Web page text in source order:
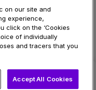
on our site and
experience,
click on the ‘Cookies
of individually
and tracers that you
Accept All Cookies